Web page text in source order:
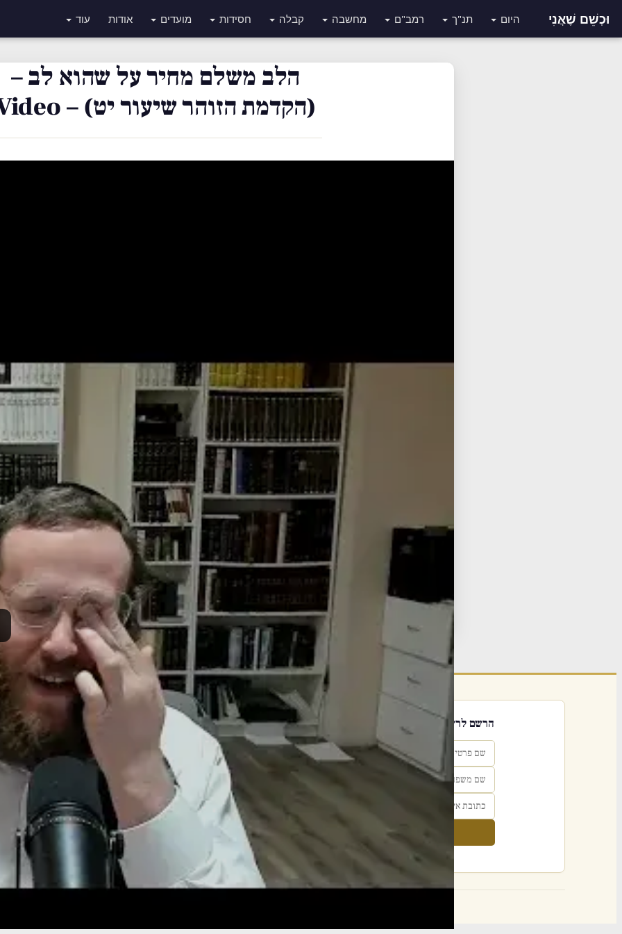
וּכְשֵׁם שֶׁאֲנִי היום תנ"ך רמב"ם מחשבה קבלה חסידות מועדים אודות עוד
הלב משלם מחיר על שהוא לב –
(הקדמת הזוהר שיעור יט) – Video
Weekly Shiur
Post Type
שיעורים שבועיים על פרשת השבוע וספר הזוהר › זוהר
שיעורים שבועיים על פרשת השבוע וספר הזוהר › זוהר
זוהר על התורה ומועדים -
פורסם: י' טבת ה'תשפ"ה January 10, 2025נערך: ד' ניסן ה'תשפ"ו March 22, 2026
הרשם לרשימת אימייל שבועי תרומה
תמכו בהמשך הפצת שיעורים ותכנים
Donate